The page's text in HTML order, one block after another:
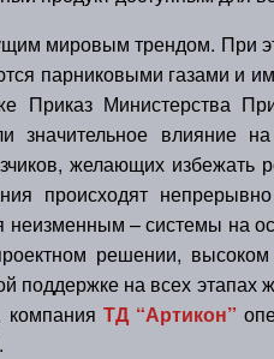
мировым трендом. При
парниковыми газами и
Приказ Министерства
значительное влияние
желающих
происходят
неизменным – системы на
решении,
поддержке на всех этапах
компания ТД “Артикон”